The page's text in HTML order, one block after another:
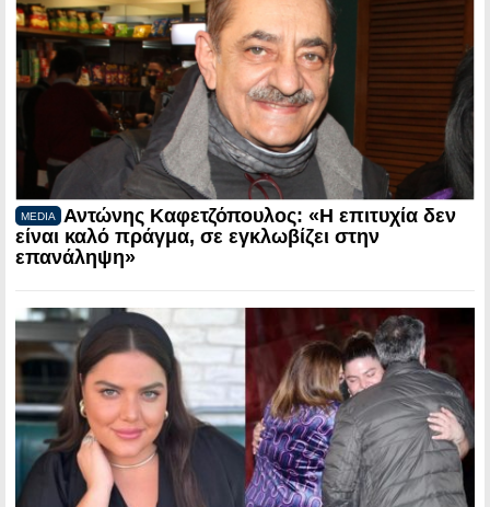
MEDIA
Αντώνης Καφετζόπουλος: «Η επιτυχία δεν
είναι καλό πράγμα, σε εγκλωβίζει στην
επανάληψη»